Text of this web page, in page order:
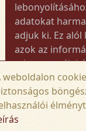
adatokat
adjuk ki. Ez
azok az
adott termék
kiszállításához
Amennyiben a
összege
weboldalon